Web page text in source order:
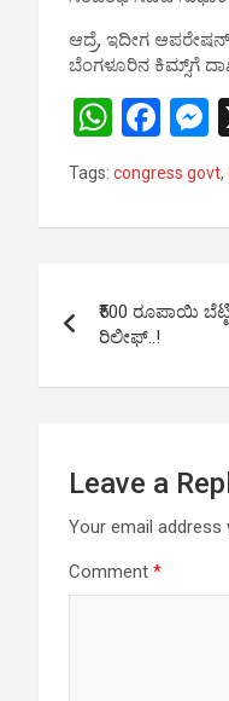
p
p
o
k
ಆದ್ರೆ, ಇದೀಗ
ಬೆಂಗಳೂರಿನ ಕಿಮ್ಸ್‌​ಗೆ
W
at
s
p
p
F
ce
b
o
es
n
Tags: congress govt,
navigation
₹500 ರೂಪಾಯಿ
ರಿಲೀಫ್..!
Leave a
Your email address
Comment *